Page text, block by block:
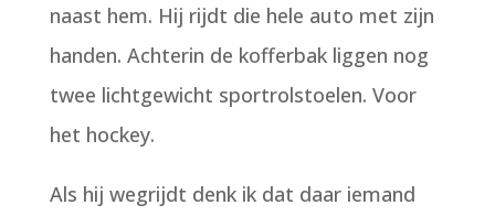
naast hem. Hij rijdt die hele auto met zijn
handen. Achterin de kofferbak liggen nog
twee lichtgewicht sportrolstoelen. Voor
het hockey.
Als hij wegrijdt denk ik dat daar iemand